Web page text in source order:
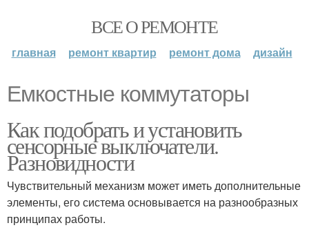
ВСЕ О РЕМОНТЕ
главная ремонт квартир ремонт дома дизайн
Емкостные коммутаторы
Как подобрать и установить
сенсорные выключатели.
Разновидности
Чувствительный механизм может иметь дополнительные
элементы, его система основывается на разнообразных
принципах работы.